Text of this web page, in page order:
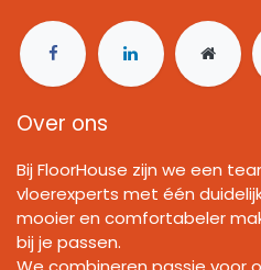
Over ons
Bij FloorHouse zijn we een
vloerexperts met één
mooier en comfortabeler
bij je passen.